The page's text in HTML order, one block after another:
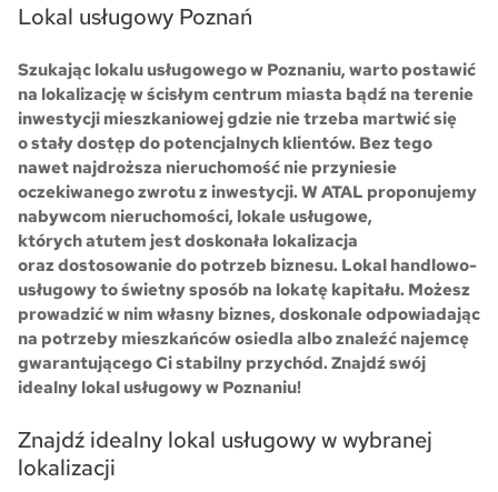
this
field
Zaznacz wszystkie
osobowych przez ATAL S.A. w celu nawiązania kontaktu oraz udzielenia
odpowiedzi na zadane pytanie.Klauzula informacyjna dotycząca
Wyrażam zgodę na przekazywanie mi przez ATAL S.A. z siedzibą w
Cieszynie informacji handlowych i marketingowych (w tym promocji i
nowości), dotyczących usług i produktów oferowanych przez ATAL S.A.
za pomocą środków komunikacji:
telefonicznej
Lokal usługowy Poznań
Szukając lokalu usługowego w Poznaniu, warto postawić
na lokalizację w ścisłym centrum miasta bądź na terenie
inwestycji mieszkaniowej gdzie nie trzeba martwić się
o stały dostęp do potencjalnych klientów. Bez tego
nawet najdroższa nieruchomość nie przyniesie
oczekiwanego zwrotu z inwestycji. W ATAL proponujemy
nabywcom nieruchomości, lokale usługowe,
których atutem jest doskonała lokalizacja
oraz dostosowanie do potrzeb biznesu. Lokal handlowo-
usługowy to świetny sposób na lokatę kapitału. Możesz
prowadzić w nim własny biznes, doskonale odpowiadając
na potrzeby mieszkańców osiedla albo znaleźć najemcę
gwarantującego Ci stabilny przychód. Znajdź swój
idealny lokal usługowy w Poznaniu!
Znajdź idealny lokal usługowy w wybranej
lokalizacji